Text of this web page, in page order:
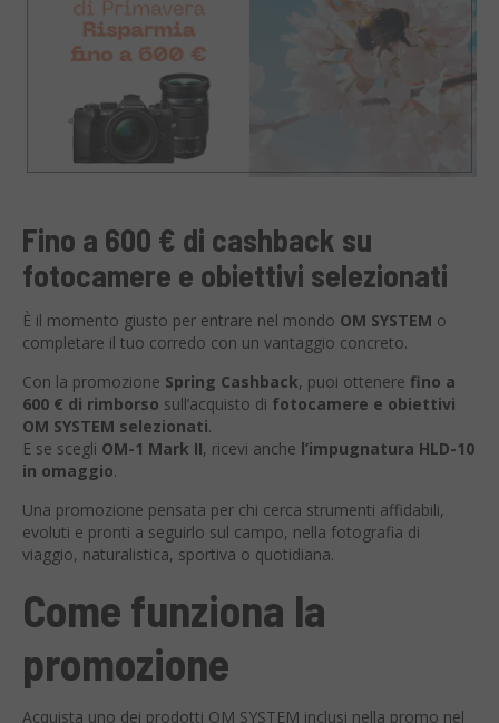
Fino a 600 € di cashback su
fotocamere e obiettivi selezionati
È il momento giusto per entrare nel mondo OM SYSTEM o
completare il tuo corredo con un vantaggio concreto.
Con la promozione Spring Cashback, puoi ottenere fino a
600 € di rimborso sull’acquisto di fotocamere e obiettivi
OM SYSTEM selezionati.
E se scegli OM-1 Mark II, ricevi anche l’impugnatura HLD-10
in omaggio.
Una promozione pensata per chi cerca strumenti affidabili,
evoluti e pronti a seguirlo sul campo, nella fotografia di
viaggio, naturalistica, sportiva o quotidiana.
Come funziona la
promozione
Acquista uno dei prodotti OM SYSTEM inclusi nella promo nel